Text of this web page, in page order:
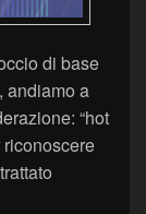
di base
andiamo a
“hot